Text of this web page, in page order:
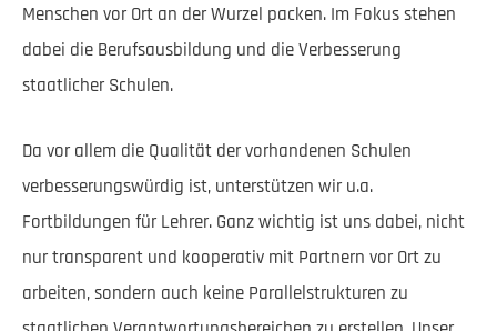
Menschen vor Ort an der Wurzel packen. Im Fokus stehen
dabei die Berufsausbildung und die Verbesserung
staatlicher Schulen.
Da vor allem die Qualität der vorhandenen Schulen
verbesserungswürdig ist, unterstützen wir u.a.
Fortbildungen für Lehrer. Ganz wichtig ist uns dabei, nicht
nur transparent und kooperativ mit Partnern vor Ort zu
arbeiten, sondern auch keine Parallelstrukturen zu